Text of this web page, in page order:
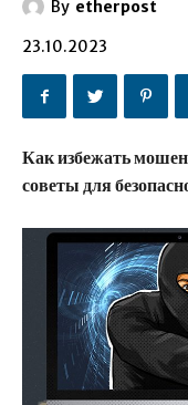
By etherpost
23.10.2023
Как избежать
советы для